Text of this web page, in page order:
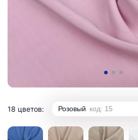
18 цветов: Розовый код: 15